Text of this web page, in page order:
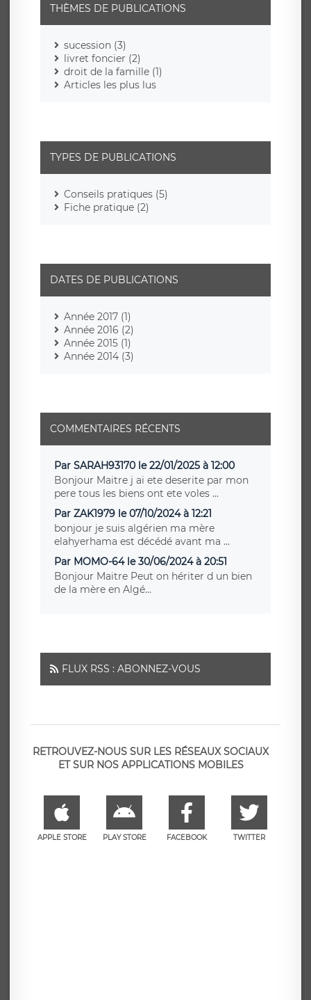
THÈMES DE PUBLICATIONS
sucession (3)
livret foncier (2)
droit de la famille (1)
Articles les plus lus
TYPES DE PUBLICATIONS
Conseils pratiques (5)
Fiche pratique (2)
DATES DE PUBLICATIONS
Année 2017 (1)
Année 2016 (2)
Année 2015 (1)
Année 2014 (3)
COMMENTAIRES RÉCENTS
Par SARAH93170 le 22/01/2025 à 12:00
Bonjour Maitre j ai ete deserite par mon
pere tous les biens ont ete voles ...
Par ZAK1979 le 07/10/2024 à 12:21
bonjour je suis algérien ma mère
elahyerhama est décédé avant ma ...
Par MOMO-64 le 30/06/2024 à 20:51
Bonjour Maitre Peut on hériter d un bien
de la mère en Algé...
FLUX RSS : ABONNEZ-VOUS
RETROUVEZ-NOUS SUR LES RÉSEAUX SOCIAUX
ET SUR NOS APPLICATIONS MOBILES
APPLE STORE PLAY STORE FACEBOOK TWITTER